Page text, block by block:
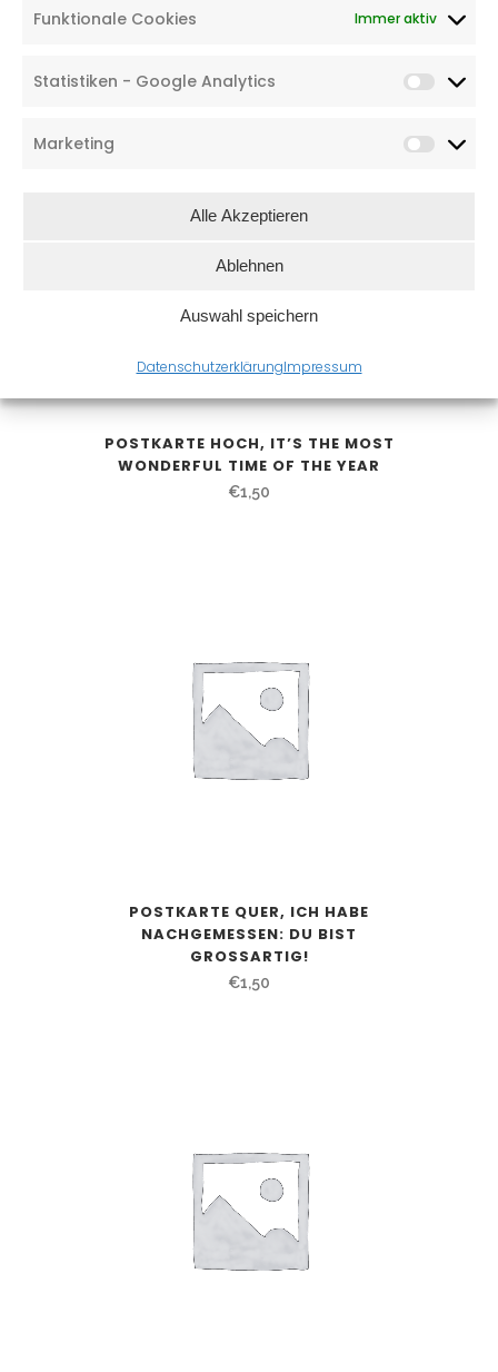
Funktionale Cookies Immer aktiv
Statistiken - Google Analytics
Marketing
Alle Akzeptieren
Ablehnen
Auswahl speichern
DatenschutzerklärungImpressum
POSTKARTE HOCH, IT’S THE MOST
WONDERFUL TIME OF THE YEAR
€1,50
POSTKARTE QUER, ICH HABE
NACHGEMESSEN: DU BIST
GROSSARTIG!
€1,50